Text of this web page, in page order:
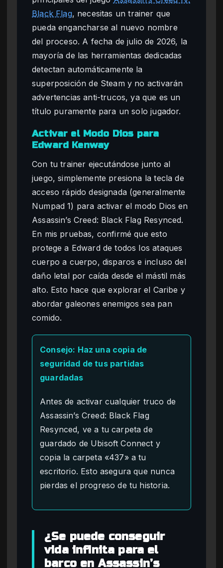
Black Flag, necesitas un trainer que
pueda engancharse al nuevo nombre
del proceso. A fecha de julio de 2026, la
mayoría de las herramientas dedicadas
detectan automáticamente la
superposición de Steam y no activarán
advertencias anti-trucos, ya que es un
título puramente para un solo jugador.
Activar el Modo Dios para
Edward Kenway
Con tu trainer ejecutándose junto al
juego, simplemente presiona la tecla de
acceso rápido designada (generalmente
Numpad 1) para activar el modo Dios en
Assassin’s Creed: Black Flag Resynced.
En mis pruebas, confirmé que esto
protege a Edward de todos los ataques
cuerpo a cuerpo, disparos e incluso del
daño letal por caída desde el mástil más
alto. Esto hace que explorar el Caribe y
abordar galeones enemigos sea pan
comido.
Consejo: Haz una copia de
seguridad de tus partidas
guardadas
Antes de activar cualquier truco de
Assassin’s Creed: Black Flag
Resynced, ve a tu carpeta de
guardado de Ubisoft Connect y
copia la carpeta «437» a tu
escritorio. Esto asegura que nunca
pierdas el progreso de tu historia.
¿Se puede conseguir
vida infinita para el
barco en Assassin’s